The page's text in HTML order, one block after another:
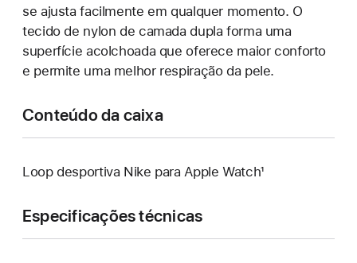
se ajusta facilmente em qualquer momento. O
tecido de nylon de camada dupla forma uma
superfície acolchoada que oferece maior conforto
e permite uma melhor respiração da pele.
Conteúdo da caixa
Loop desportiva Nike para Apple Watch¹
Especificações técnicas